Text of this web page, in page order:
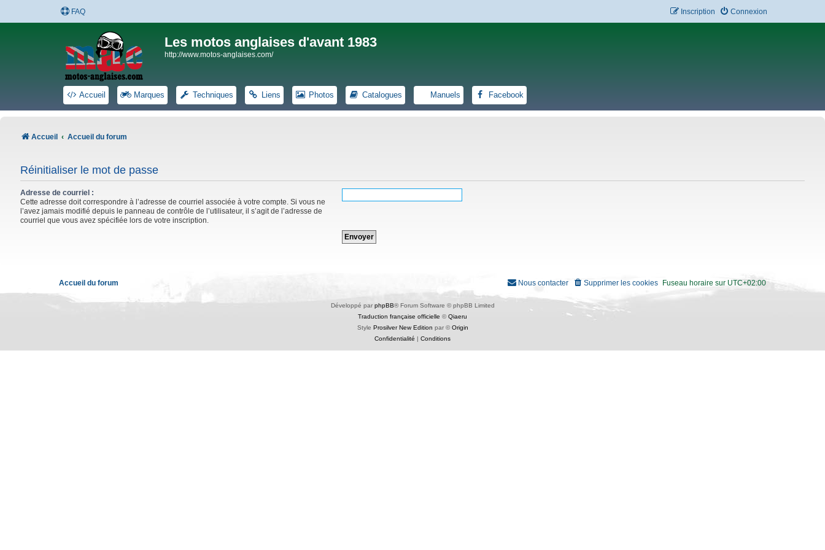
FAQ Connexion
Inscription
Les motos anglaises d'avant 1983
http://www.motos-anglaises.com/
Accueil Marques Techniques Liens Photos Catalogues Manuels Facebook
Accueil Accueil du forum
Réinitialiser le mot de passe
Adresse de courriel :
Cette adresse doit correspondre à l’adresse de courriel associée à votre compte. Si vous ne
l’avez jamais modifié depuis le panneau de contrôle de l’utilisateur, il s’agit de l’adresse de
courriel que vous avez spécifiée lors de votre inscription.
Accueil du forum Fuseau horaire sur UTC+02:00
Supprimer les cookies
Nous contacter
Développé par phpBB® Forum Software © phpBB Limited
Traduction française officielle ©Qiaeru
Style Prosilver New Edition par ©Origin
Confidentialité
Conditions